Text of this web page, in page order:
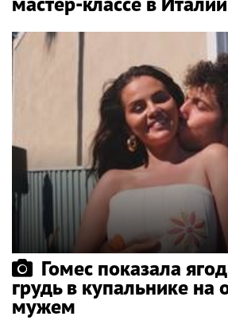
Гомес показала
грудь в купальнике на
мужем